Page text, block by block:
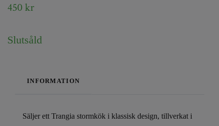
450 kr
Slutsåld
INFORMATION
Säljer ett Trangia stormkök i klassisk design, tillverkat i